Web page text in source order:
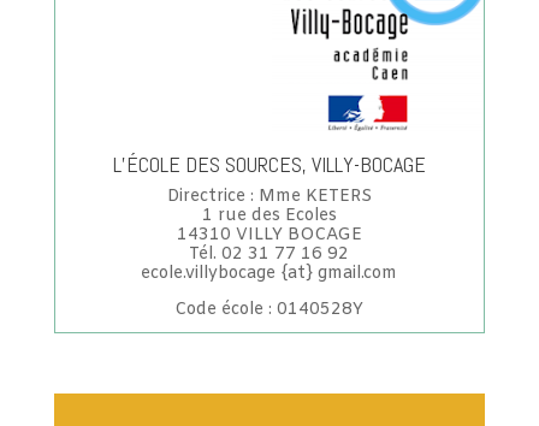
L’ÉCOLE DES SOURCES, VILLY-BOCAGE
Directrice : Mme KETERS
1 rue des Ecoles
14310 VILLY BOCAGE
Tél. 02 31 77 16 92
ecole.villybocage {at} gmail.com
Code école : 0140528Y